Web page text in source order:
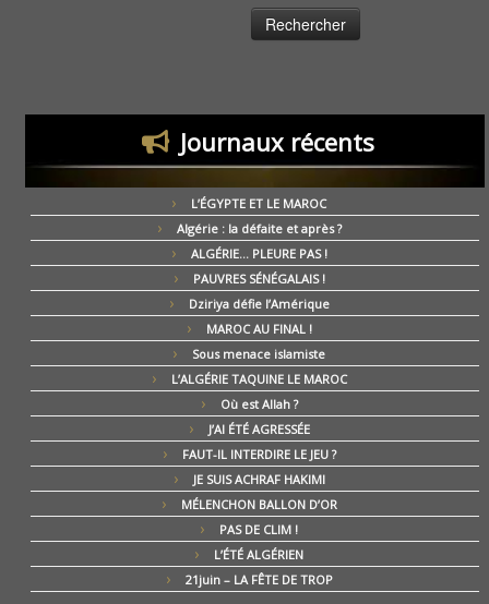
Journaux récents
L’ÉGYPTE ET LE MAROC
Algérie : la défaite et après ?
ALGÉRIE… PLEURE PAS !
PAUVRES SÉNÉGALAIS !
Dziriya défie l’Amérique
MAROC AU FINAL !
Sous menace islamiste
L’ALGÉRIE TAQUINE LE MAROC
Où est Allah ?
J’AI ÉTÉ AGRESSÉE
FAUT-IL INTERDIRE LE JEU ?
JE SUIS ACHRAF HAKIMI
MÉLENCHON BALLON D’OR
PAS DE CLIM !
L’ÉTÉ ALGÉRIEN
21juin – LA FÊTE DE TROP